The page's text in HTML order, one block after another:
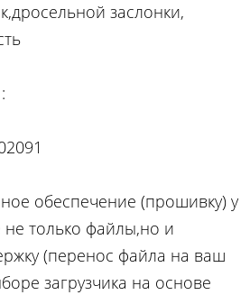
заслонки,
обеспечение (прошивку) у
не только файлы,но и
(перенос файла на ваш
загрузчика на основе